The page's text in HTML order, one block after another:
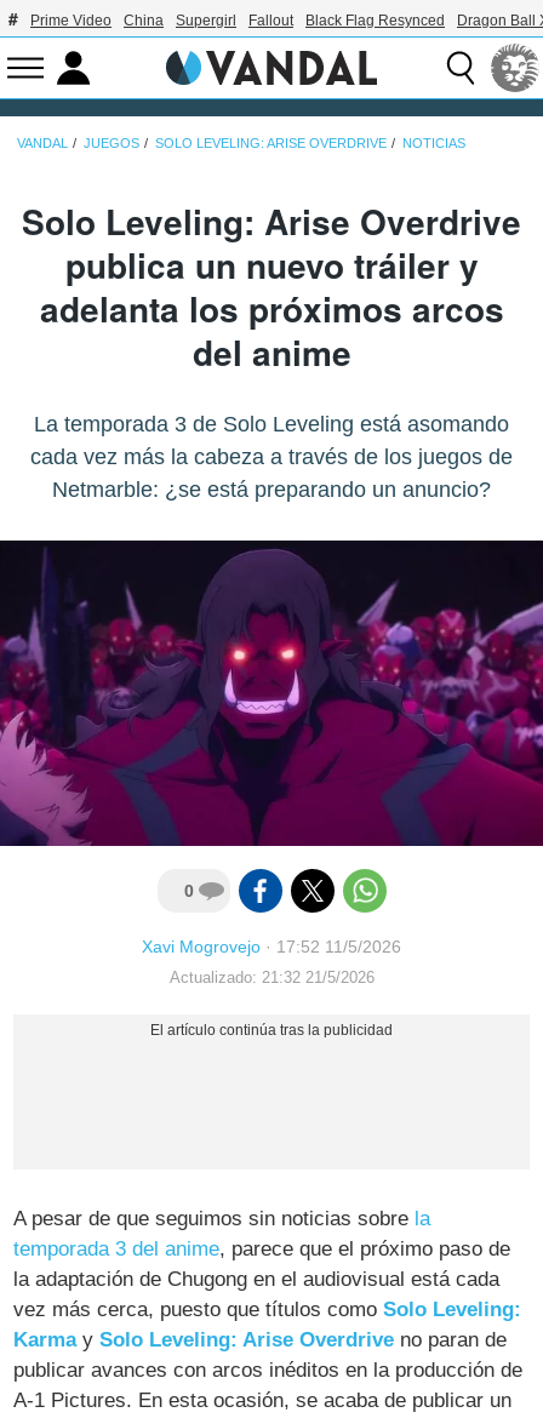
Prime Video China Supergirl Fallout Black Flag Resynced Dragon Ball
VANDAL JUEGOS SOLO LEVELING: ARISE OVERDRIVE NOTICIAS
Solo Leveling: Arise Overdrive
publica un nuevo tráiler y
adelanta los próximos arcos
del anime
La temporada 3 de Solo Leveling está asomando
cada vez más la cabeza a través de los juegos de
Netmarble: ¿se está preparando un anuncio?
0
Xavi Mogrovejo · 17:52 11/5/2026
Actualizado: 21:32 21/5/2026
A pesar de que seguimos sin noticias sobre la
temporada 3 del anime, parece que el próximo paso de
la adaptación de Chugong en el audiovisual está cada
vez más cerca, puesto que títulos comoSolo Leveling:
KarmaySolo Leveling: Arise Overdrive no paran de
publicar avances con arcos inéditos en la producción de
A-1 Pictures. En esta ocasión, se acaba de publicar un